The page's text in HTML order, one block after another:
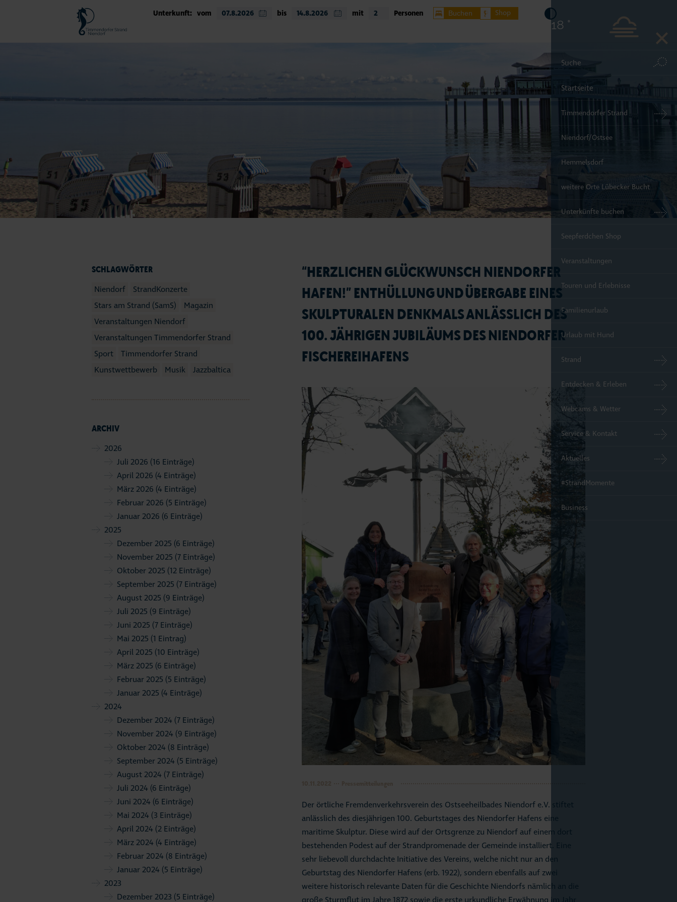
Unterkunft: vom bis mit Personen Buchen Shop
18 °
Startseite
Timmendorfer Strand
Niendorf/Ostsee
Hemmelsdorf
weitere Orte Lübecker Bucht
Unterkünfte buchen
Seepferdchen Shop
Veranstaltungen
Touren und Erlebnisse
Familienurlaub
Urlaub mit Hund
Strand
Entdecken & Erleben
Webcams & Wetter
Service & Kontakt
Aktuelles
#StrandMomente
Business
SCHLAGWÖRTER
Niendorf
StrandKonzerte
Stars am Strand (SamS)
Magazin
Veranstaltungen Niendorf
Veranstaltungen Timmendorfer Strand
Sport
Timmendorfer Strand
Kunstwettbewerb
Musik Jazzbaltica
ARCHIV
2026
Juli 2026 (16 Einträge)
April 2026 (4 Einträge)
März 2026 (4 Einträge)
Februar 2026 (5 Einträge)
Januar 2026 (6 Einträge)
2025
Dezember 2025 (6 Einträge)
November 2025 (7 Einträge)
Oktober 2025 (12 Einträge)
September 2025 (7 Einträge)
August 2025 (9 Einträge)
Juli 2025 (9 Einträge)
Juni 2025 (7 Einträge)
Mai 2025 (1 Eintrag)
April 2025 (10 Einträge)
März 2025 (6 Einträge)
Februar 2025 (5 Einträge)
Januar 2025 (4 Einträge)
2024
Dezember 2024 (7 Einträge)
November 2024 (9 Einträge)
Oktober 2024 (8 Einträge)
September 2024 (5 Einträge)
August 2024 (7 Einträge)
Juli 2024 (6 Einträge)
Juni 2024 (6 Einträge)
Mai 2024 (3 Einträge)
April 2024 (2 Einträge)
März 2024 (4 Einträge)
Februar 2024 (8 Einträge)
Januar 2024 (5 Einträge)
2023
Dezember 2023 (5 Einträge)
“HERZLICHEN GLÜCKWUNSCH NIENDORFER
HAFEN!” ENTHÜLLUNG UND ÜBERGABE EINES
SKULPTURALEN DENKMALS ANLÄSSLICH DES
100. JÄHRIGEN JUBILÄUMS DES NIENDORFER
FISCHEREIHAFENS
Der örtliche Fremdenverkehrsverein des Ostseeheilbades Niendorf e.V. stiftet
anlässlich des diesjährigen 100. Geburtstages des Niendorfer Hafens eine
maritime Skulptur. Diese wird auf der Ortsgrenze zu Niendorf auf einem dort
bestehenden Podest auf der Strandpromenade der Gemeinde installiert. Eine
sehr liebevoll durchdachte Initiative des Vereins, welche nicht nur an den
Geburtstag des Niendorfer Hafens (erb. 1922), sondern ebenfalls auf zwei
weitere historisch relevante Daten für die Geschichte Niendorfs nämlich an die
große Sturmflut im Jahre 1872 sowie die erste urkundliche Erwähnung im Jahr